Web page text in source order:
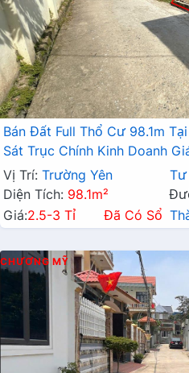
Bán Đất Full Thổ Cư 98.1m
Sát Trục Chính Kinh Doanh
Vị Trí: Trường Yên Tư
Diện Tích: 98.1m²
Giá:2.5-3 Tỉ Đã Có Sổ
CHƯƠNG MỸ